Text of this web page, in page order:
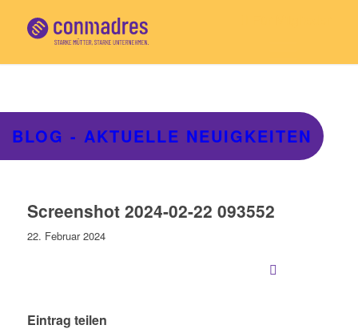
BLOG - AKTUELLE NEUIGKEITEN
Screenshot 2024-02-22 093552
22. Februar 2024
Eintrag teilen